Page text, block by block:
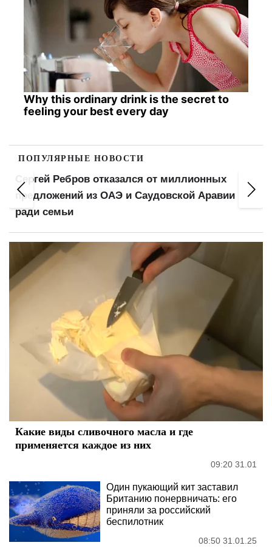
Why this ordinary drink is the secret to
feeling your best every day
ПОПУЛЯРНЫЕ НОВОСТИ
Пенсионеров поделят на три категории:
изменится в выплатах
Какие виды сливочного масла и где
применяется каждое из них
09:20 31.01
Один пукающий кит заставил
Британию понервничать: его
приняли за российский
беспилотник
08:50 31.01.25